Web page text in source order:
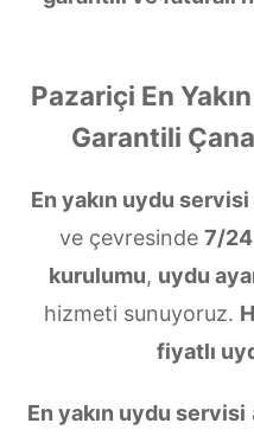
Pazariçi En
Garantili
En yakın uydu servisi
ve çevresinde 7/
kurulumu, uydu
hizmeti sunuyoruz.
fiyatlı
En yakın uydu servisi